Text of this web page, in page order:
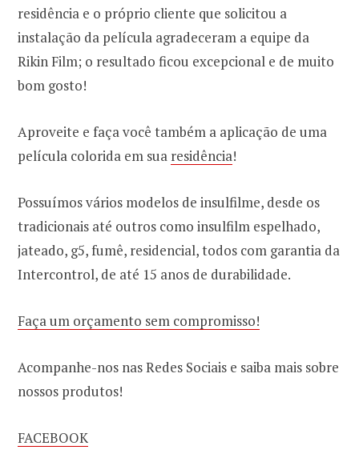
residência e o próprio cliente que solicitou a
instalação da película agradeceram a equipe da
Rikin Film; o resultado ficou excepcional e de muito
bom gosto!
Aproveite e faça você também a aplicação de uma
película colorida em sua residência!
Possuímos vários modelos de insulfilme, desde os
tradicionais até outros como insulfilm espelhado,
jateado, g5, fumê, residencial, todos com garantia da
Intercontrol, de até 15 anos de durabilidade.
Faça um orçamento sem compromisso!
Acompanhe-nos nas Redes Sociais e saiba mais sobre
nossos produtos!
FACEBOOK